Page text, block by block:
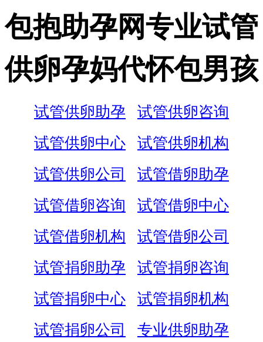
包抱助孕网专业试管
供卵孕妈代怀包男孩
试管供卵助孕
试管供卵咨询
试管供卵中心
试管供卵机构
试管供卵公司
试管借卵助孕
试管借卵咨询
试管借卵中心
试管借卵机构
试管借卵公司
试管捐卵助孕
试管捐卵咨询
试管捐卵中心
试管捐卵机构
试管捐卵公司
专业供卵助孕